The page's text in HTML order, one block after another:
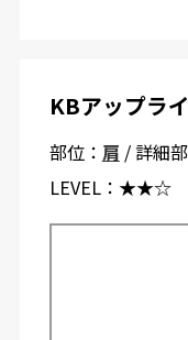
KBアップラ
部位： 肩 / 詳細
LEVEL： ★★☆